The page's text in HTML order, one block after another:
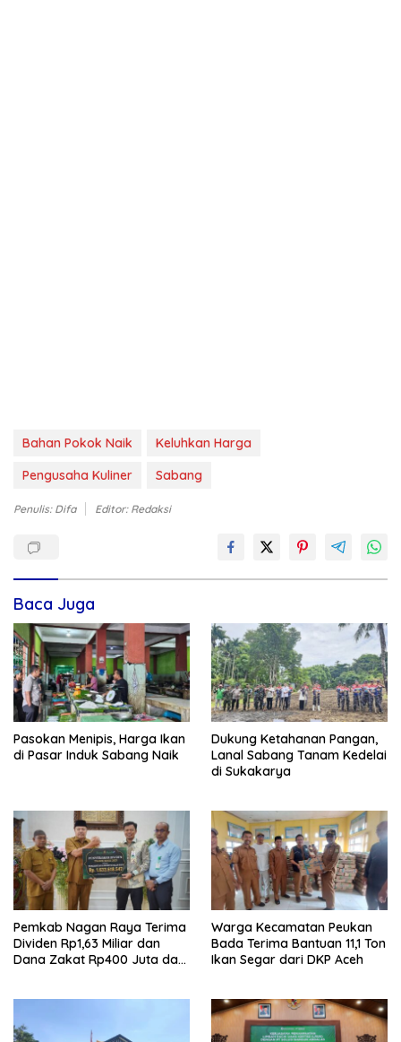
Bahan Pokok Naik
Keluhkan Harga
Pengusaha Kuliner
Sabang
Penulis: Difa Editor: Redaksi
Baca Juga
Pasokan Menipis, Harga Ikan
di Pasar Induk Sabang Naik
Dukung Ketahanan Pangan,
Lanal Sabang Tanam Kedelai
di Sukakarya
Pemkab Nagan Raya Terima
Dividen Rp1,63 Miliar dan
Dana Zakat Rp400 Juta dari
Warga Kecamatan Peukan
Bada Terima Bantuan 11,1 Ton
Ikan Segar dari DKP Aceh